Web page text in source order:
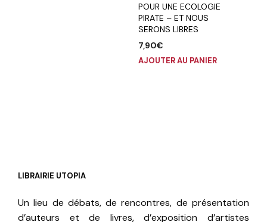
POUR UNE ECOLOGIE
PIRATE – ET NOUS
SERONS LIBRES
7,90€
AJOUTER AU PANIER
LIBRAIRIE UTOPIA
Un lieu de débats, de rencontres, de présentation
d’auteurs et de livres, d’exposition d’artistes